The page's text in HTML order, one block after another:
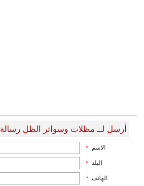
أرسل لــ مظلات وسواتر الظل رسالة
الاسم *
البلد *
الهاتف *